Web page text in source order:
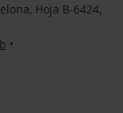
Hoja B-6424,
•